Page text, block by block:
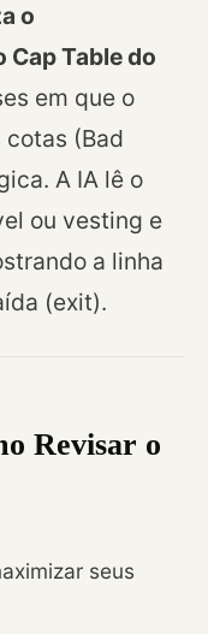
o
Table do
em que o
(Bad
A IA lê o
ou vesting e
a linha
(exit).
Revisar o
seus